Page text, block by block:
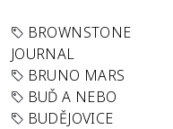
BROWNSTONE
JOURNAL
BRUNO MARS
BUĎ A NEBO
BUDĚJOVICE